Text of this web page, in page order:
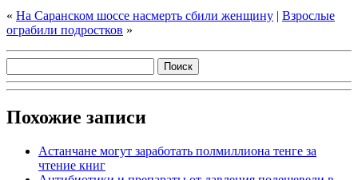
« На Саранском шоссе насмерть сбили женщину | Взрослые
ограбили подростков »
Похожие записи
Астанчане могут заработать полмиллиона тенге за
чтение книг